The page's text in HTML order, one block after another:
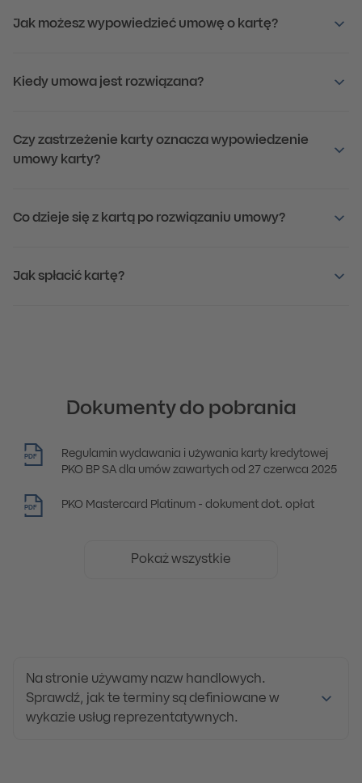
Jak możesz wypowiedzieć umowę o kartę?
Kiedy umowa jest rozwiązana?
Czy zastrzeżenie karty oznacza wypowiedzenie
umowy karty?
Co dzieje się z kartą po rozwiązaniu umowy?
Jak spłacić kartę?
Dokumenty do pobrania
PDF
Regulamin wydawania i używania karty kredytowej
PKO BP SA dla umów zawartych od 27 czerwca 2025
PDF PKO Mastercard Platinum - dokument dot. opłat
Pokaż wszystkie
Na stronie używamy nazw handlowych.
Sprawdź, jak te terminy są definiowane w
wykazie usług reprezentatywnych.